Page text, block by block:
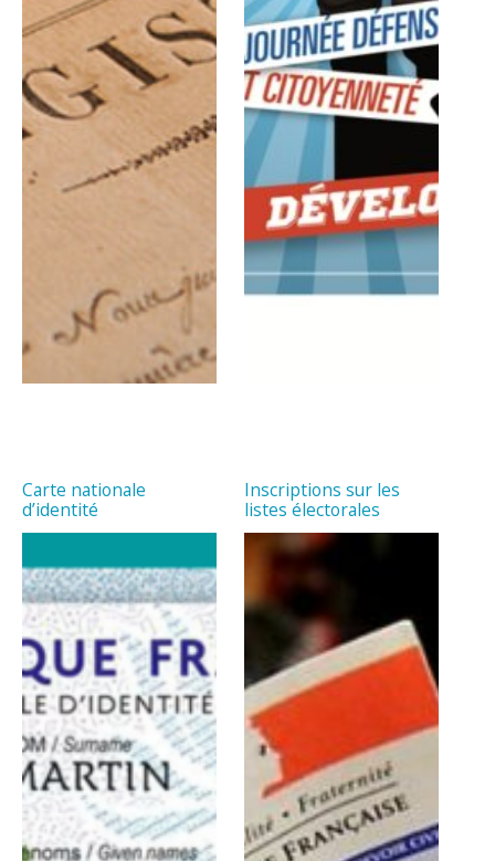
Carte nationale
d’identité
Inscriptions sur les
listes électorales